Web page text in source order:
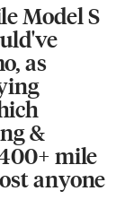
Model S
as
&
mile
anyone